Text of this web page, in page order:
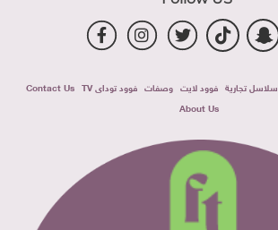
سلاسل تجارية فوود لايت وصفات فوود توداى TV
Contact Us
About Us